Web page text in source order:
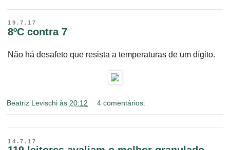
19.7.17
8ºC contra 7
Não há desafeto que resista a temperaturas de um dígito.
Beatriz Levischi às 20:12 4 comentários:
14.7.17